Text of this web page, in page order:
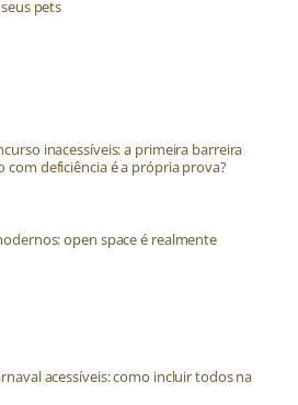
pets
inacessíveis: a primeira barreira
com deficiência é a própria prova?
open space é realmente
acessíveis: como incluir todos na